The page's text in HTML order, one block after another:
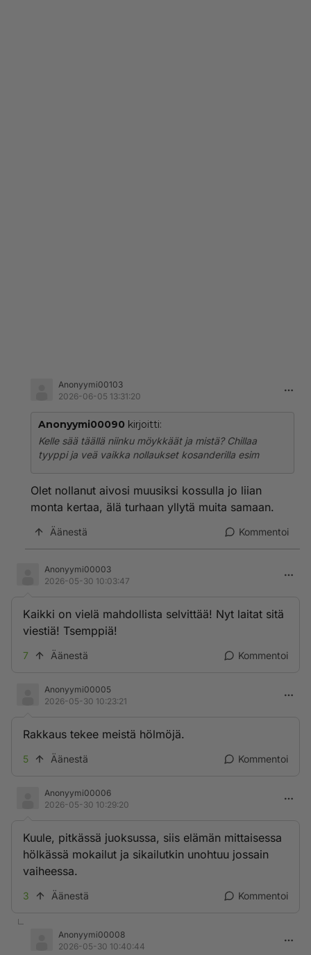
Anonyymi00103
2026-06-05 13:31:20
Anonyymi00090 kirjoitti:
Kelle sää täällä niinku möykkäät ja mistä? Chillaa
tyyppi ja veä vaikka nollaukset kosanderilla esim
Olet nollanut aivosi muusiksi kossulla jo liian
monta kertaa, älä turhaan yllytä muita samaan.
Äänestä Kommentoi
Anonyymi00003
2026-05-30 10:03:47
Kaikki on vielä mahdollista selvittää! Nyt laitat sitä
viestiä! Tsemppiä!
7 Äänestä Kommentoi
Anonyymi00005
2026-05-30 10:23:21
Rakkaus tekee meistä hölmöjä.
5 Äänestä Kommentoi
Anonyymi00006
2026-05-30 10:29:20
Kuule, pitkässä juoksussa, siis elämän mittaisessa
hölkässä mokailut ja sikailutkin unohtuu jossain
vaiheessa.
3 Äänestä Kommentoi
Anonyymi00008
2026-05-30 10:40:44